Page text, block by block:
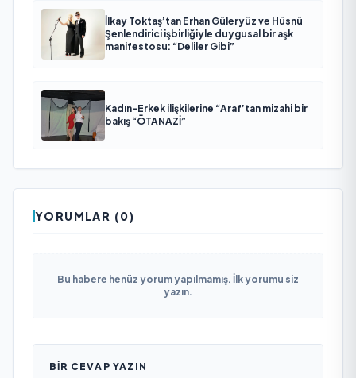
İlkay Toktaş’tan Erhan Güleryüz ve Hüsnü
Şenlendirici işbirliğiyle duygusal bir aşk
manifestosu: “Deliler Gibi”
Kadın-Erkek ilişkilerine “Araf’tan mizahi bir
bakış “ÖTANAZİ”
YORUMLAR (0)
Bu habere henüz yorum yapılmamış. İlk yorumu siz
yazın.
BIR CEVAP YAZIN